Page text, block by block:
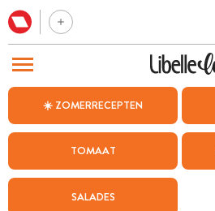
☀️ ZOMERRECEPTEN
TOMAAT
SALADES
BEZOEK ONZE ANDERE WEBSITES
WEEKMENU
CHAT MET MAIA